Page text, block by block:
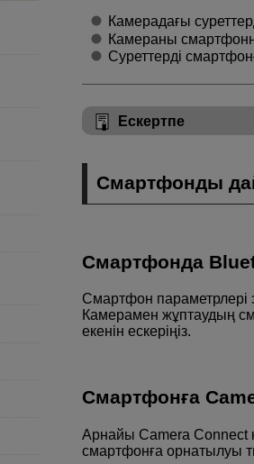
Камерадағы
Камераны
Суреттерді
Ескертпе
Смартфонды
Смартфонда
Смартфон
Камерамен жұптаудың
екенін ескеріңіз.
Смартфонға
Арнайы Camera Connect
смартфонға орнатылуы